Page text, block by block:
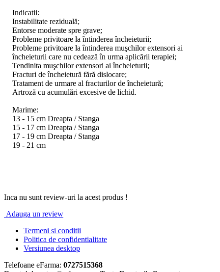
Indicatii:
Instabilitate reziduală;
Entorse moderate spre grave;
Probleme privitoare la întinderea încheieturii;
Probleme privitoare la întinderea muşchilor extensori ai
încheieturii care nu cedează în urma aplicării terapiei;
Tendinita muşchilor extensori ai încheieturii;
Fracturi de încheietură fără dislocare;
Tratament de urmare al fracturilor de încheietură;
Artroză cu acumulări excesive de lichid.
Marime:
13 - 15 cm Dreapta / Stanga
15 - 17 cm Dreapta / Stanga
17 - 19 cm Dreapta / Stanga
19 - 21 cm
Inca nu sunt review-uri la acest produs !
Adauga un review
Termeni si conditii
Politica de confidentialitate
Versiunea desktop
Telefoane eFarma: 0727515368